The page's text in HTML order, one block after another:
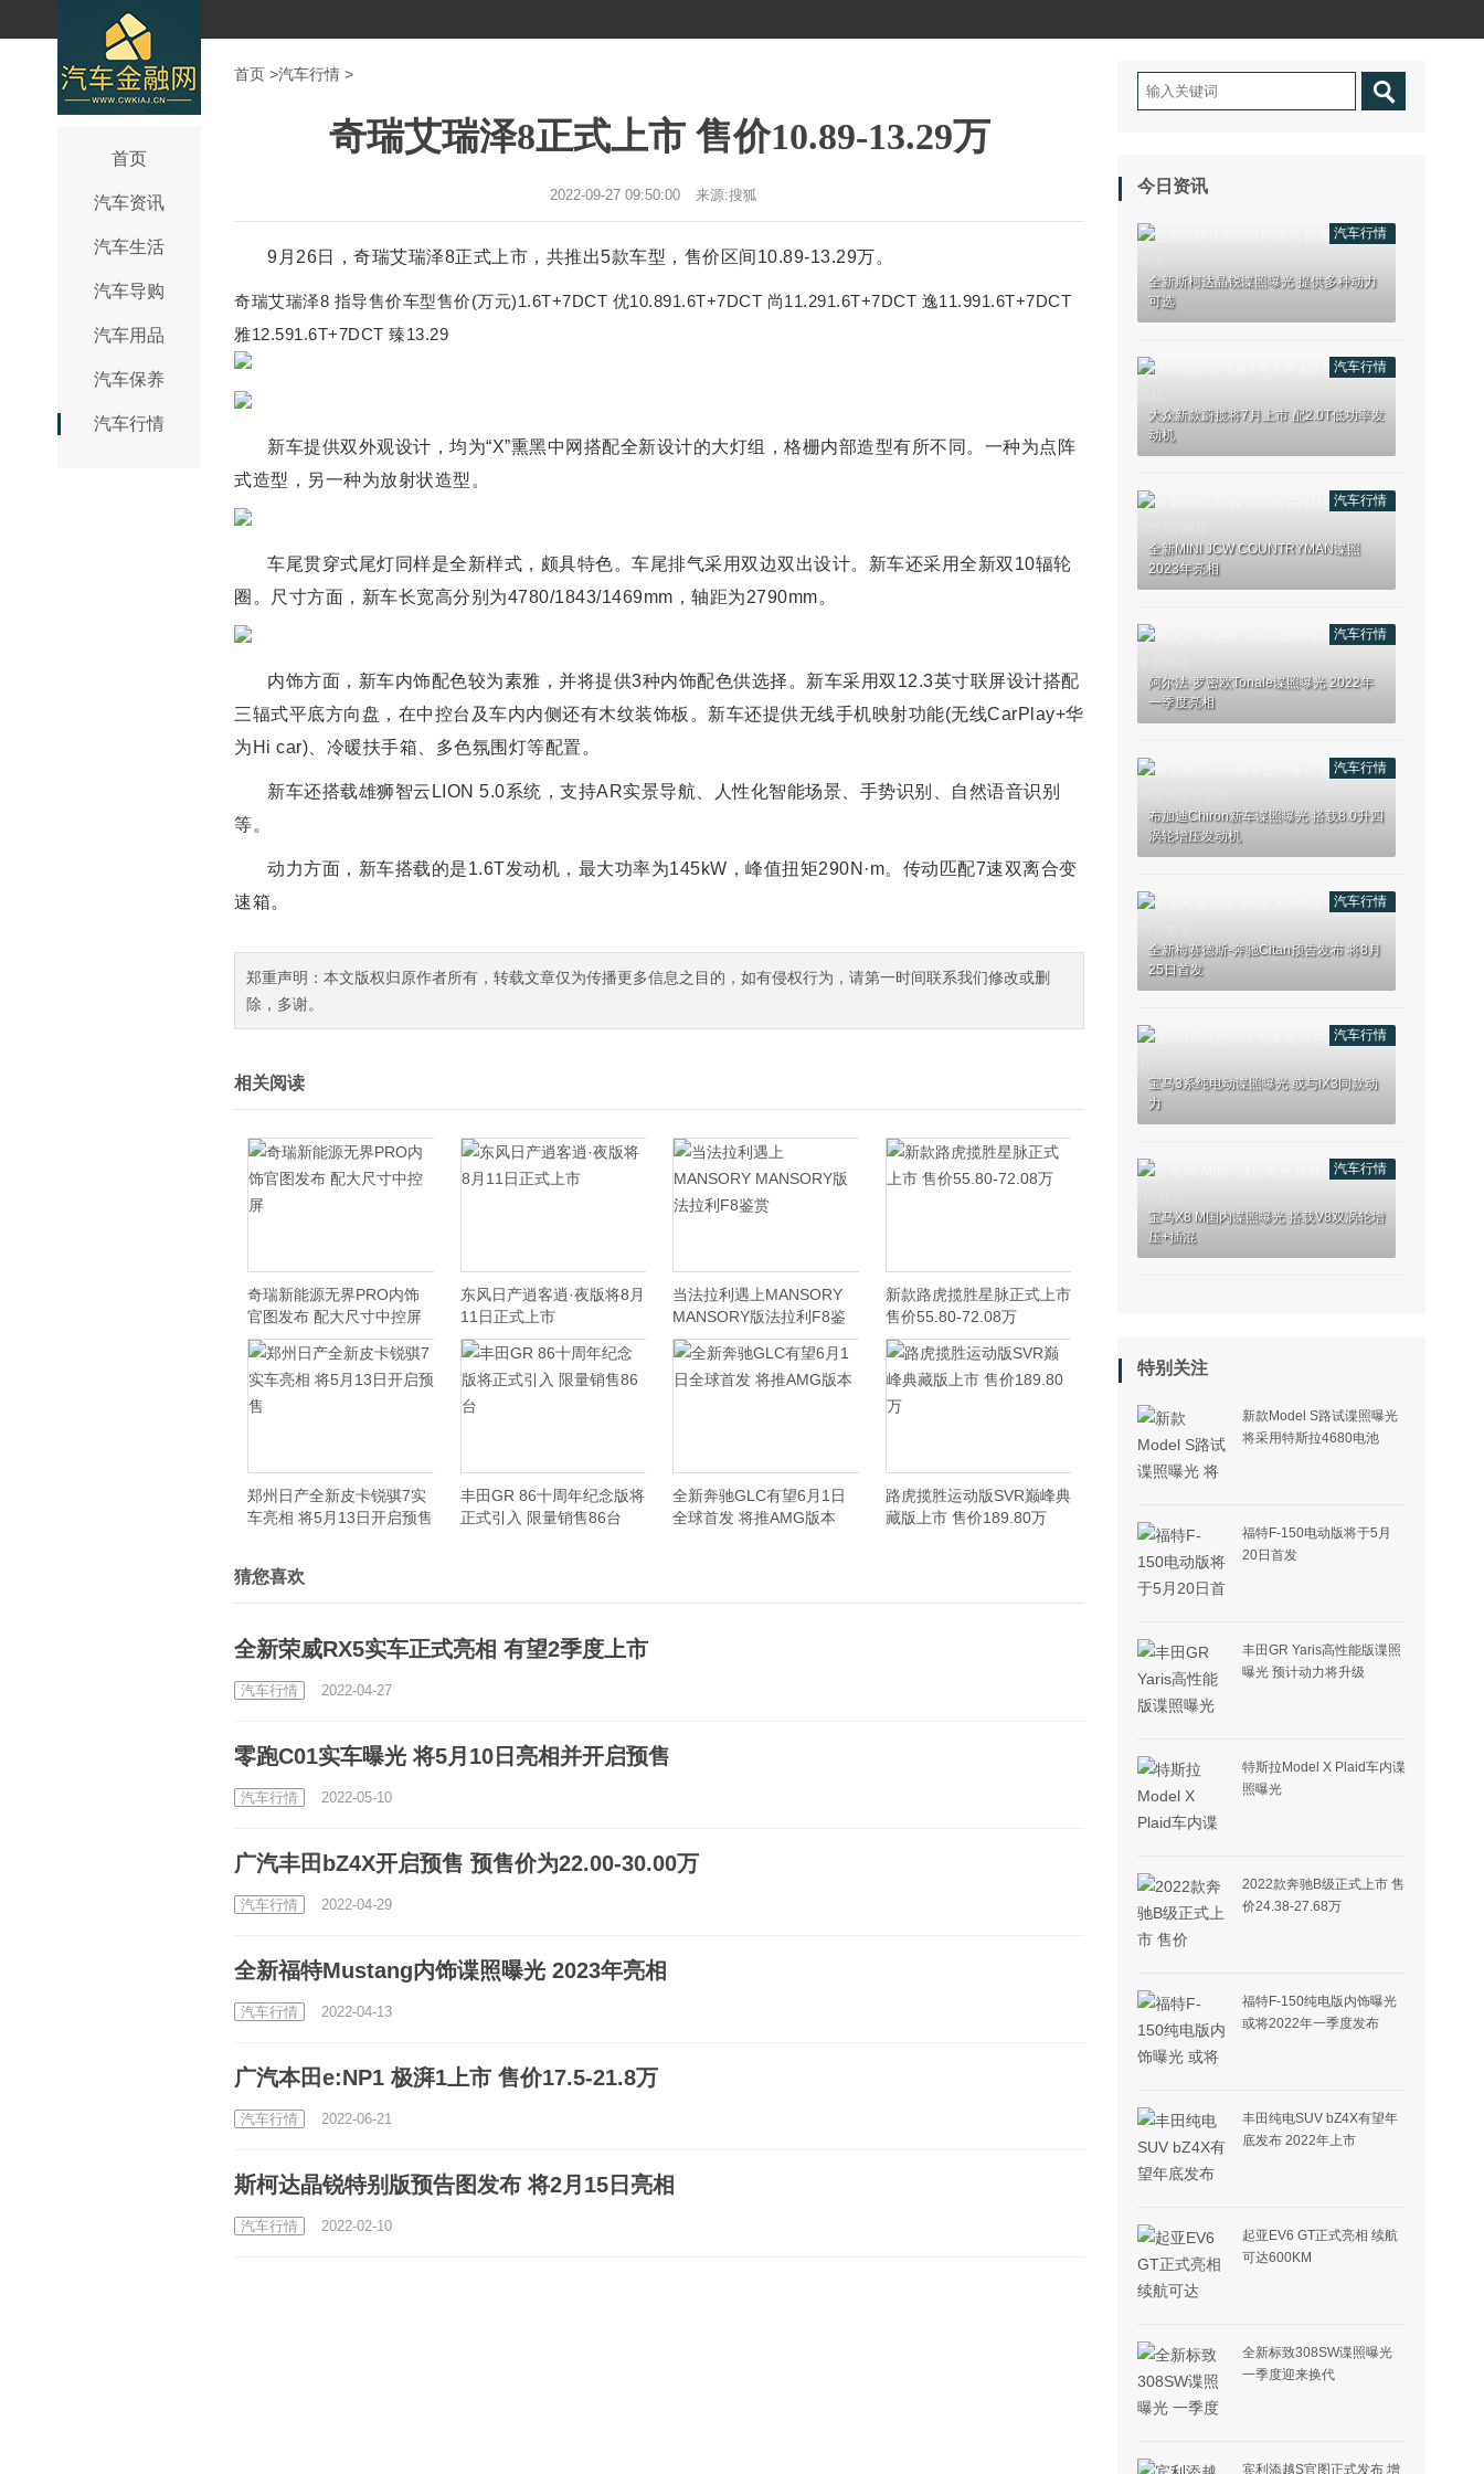
首页
汽车资讯
汽车生活
汽车导购
汽车用品
汽车保养
汽车行情
首页 >汽车行情 >
奇瑞艾瑞泽8正式上市 售价10.89-13.29万
2022-09-27 09:50:00 来源:搜狐
9月26日，奇瑞艾瑞泽8正式上市，共推出5款车型，售价区间10.89-13.29万。
奇瑞艾瑞泽8 指导售价车型售价(万元)1.6T+7DCT 优10.891.6T+7DCT 尚11.291.6T+7DCT 逸11.991.6T+7DCT
雅12.591.6T+7DCT 臻13.29
新车提供双外观设计，均为“X”熏黑中网搭配全新设计的大灯组，格栅内部造型有所不同。一种为点阵
式造型，另一种为放射状造型。
车尾贯穿式尾灯同样是全新样式，颇具特色。车尾排气采用双边双出设计。新车还采用全新双10辐轮
圈。尺寸方面，新车长宽高分别为4780/1843/1469mm，轴距为2790mm。
内饰方面，新车内饰配色较为素雅，并将提供3种内饰配色供选择。新车采用双12.3英寸联屏设计搭配
三辐式平底方向盘，在中控台及车内内侧还有木纹装饰板。新车还提供无线手机映射功能(无线CarPlay+华
为Hi car)、冷暖扶手箱、多色氛围灯等配置。
新车还搭载雄狮智云LION 5.0系统，支持AR实景导航、人性化智能场景、手势识别、自然语音识别
等。
动力方面，新车搭载的是1.6T发动机，最大功率为145kW，峰值扭矩290N·m。传动匹配7速双离合变
速箱。
郑重声明：本文版权归原作者所有，转载文章仅为传播更多信息之目的，如有侵权行为，请第一时间联系我们修改或删
除，多谢。
相关阅读
奇瑞新能源无界PRO内饰
官图发布 配大尺寸中控屏
东风日产逍客逍·夜版将8月
11日正式上市
当法拉利遇上MANSORY
MANSORY版法拉利F8鉴
赏
新款路虎揽胜星脉正式上市
售价55.80-72.08万
郑州日产全新皮卡锐骐7实
车亮相 将5月13日开启预售
丰田GR 86十周年纪念版将
正式引入 限量销售86台
全新奔驰GLC有望6月1日
全球首发 将推AMG版本
路虎揽胜运动版SVR巅峰典
藏版上市 售价189.80万
猜您喜欢
全新荣威RX5实车正式亮相 有望2季度上市
2022-04-27
汽车行情
零跑C01实车曝光 将5月10日亮相并开启预售
2022-05-10
汽车行情
广汽丰田bZ4X开启预售 预售价为22.00-30.00万
2022-04-29
汽车行情
全新福特Mustang内饰谍照曝光 2023年亮相
2022-04-13
汽车行情
广汽本田e:NP1 极湃1上市 售价17.5-21.8万
2022-06-21
汽车行情
斯柯达晶锐特别版预告图发布 将2月15日亮相
2022-02-10
汽车行情
今日资讯
汽车行情
全新斯柯达晶锐谍照曝光 提供多种动力
可选
汽车行情
大众新款蔚揽将7月上市 配2.0T低功率发
动机
汽车行情
全新MINI JCW COUNTRYMAN谍照
2023年亮相
汽车行情
阿尔法·罗密欧Tonale谍照曝光 2022年
一季度亮相
汽车行情
布加迪Chiron新车谍照曝光 搭载8.0升四
涡轮增压发动机
汽车行情
全新梅赛德斯-奔驰Citan预告发布 将8月
25日首发
汽车行情
宝马3系纯电动谍照曝光 或与iX3同款动
力
汽车行情
宝马X8 M国内谍照曝光 搭载V8双涡轮增
压+插混
特别关注
新款Model S路试谍照曝光
将采用特斯拉4680电池
福特F-150电动版将于5月
20日首发
丰田GR Yaris高性能版谍照
曝光 预计动力将升级
特斯拉Model X Plaid车内谍
照曝光
2022款奔驰B级正式上市 售
价24.38-27.68万
福特F-150纯电版内饰曝光
或将2022年一季度发布
丰田纯电SUV bZ4X有望年
底发布 2022年上市
起亚EV6 GT正式亮相 续航
可达600KM
全新标致308SW谍照曝光
一季度迎来换代
宾利添越S官图正式发布 增